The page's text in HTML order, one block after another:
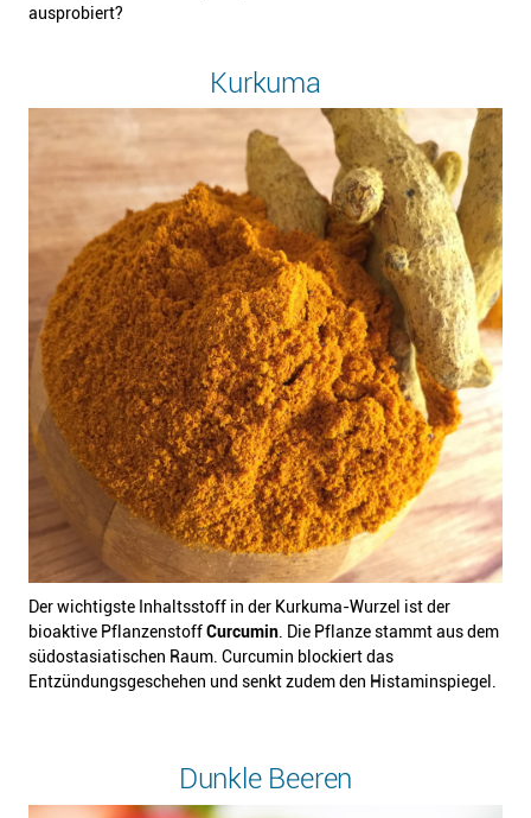
ausprobiert?
Kurkuma
Der wichtigste Inhaltsstoff in der Kurkuma-Wurzel ist der
bioaktive PflanzenstoffCurcumin. Die Pflanze stammt aus dem
südost­asiatischen Raum. Curcumin blockiert das
Entzündungsgeschehen und senkt zudem den Histaminspiegel.
Dunkle Beeren